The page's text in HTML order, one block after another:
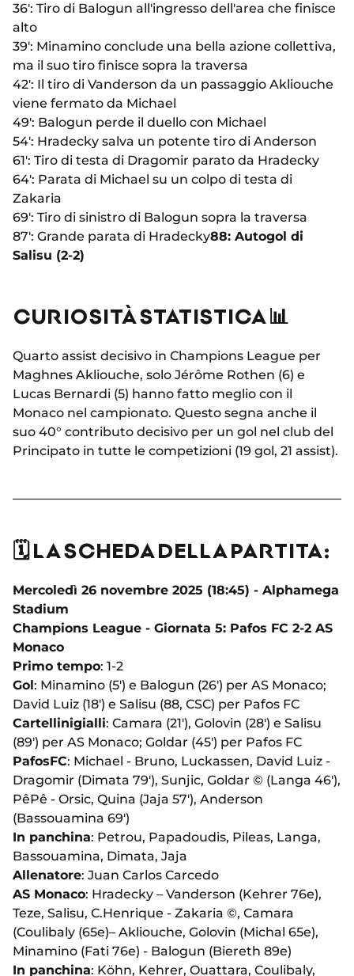
36': Tiro di Balogun all'ingresso dell'area che finisce
alto
39': Minamino conclude una bella azione collettiva,
ma il suo tiro finisce sopra la traversa
42': Il tiro di Vanderson da un passaggio Akliouche
viene fermato da Michael
49': Balogun perde il duello con Michael
54': Hradecky salva un potente tiro di Anderson
61': Tiro di testa di Dragomir parato da Hradecky
64': Parata di Michael su un colpo di testa di
Zakaria
69': Tiro di sinistro di Balogun sopra la traversa
87': Grande parata di Hradecky88: Autogol di
Salisu (2-2)
CURIOSITÀ STATISTICA 📊
Quarto assist decisivo in Champions League per
Maghnes Akliouche, solo Jérôme Rothen (6) e
Lucas Bernardi (5) hanno fatto meglio con il
Monaco nel campionato. Questo segna anche il
suo 40° contributo decisivo per un gol nel club del
Principato in tutte le competizioni (19 gol, 21 assist).
🗓️ LA SCHEDA DELLA PARTITA:
Mercoledì 26 novembre 2025 (18:45) - Alphamega
Stadium
Champions League - Giornata 5: Pafos FC 2-2 AS
Monaco
Primo tempo: 1-2
Gol: Minamino (5') e Balogun (26') per AS Monaco;
David Luiz (18') e Salisu (88, CSC) per Pafos FC
Cartellinigialli: Camara (21'), Golovin (28') e Salisu
(89') per AS Monaco; Goldar (45') per Pafos FC
PafosFC: Michael - Bruno, Luckassen, David Luiz -
Dragomir (Dimata 79'), Sunjic, Goldar © (Langa 46'),
PêPê - Orsic, Quina (Jaja 57'), Anderson
(Bassouamina 69')
In panchina: Petrou, Papadoudis, Pileas, Langa,
Bassouamina, Dimata, Jaja
Allenatore: Juan Carlos Carcedo
AS Monaco: Hradecky – Vanderson (Kehrer 76e),
Teze, Salisu, C.Henrique - Zakaria ©, Camara
(Coulibaly (65e)– Akliouche, Golovin (Michal 65e),
Minamino (Fati 76e) - Balogun (Biereth 89e)
In panchina: Köhn, Kehrer, Ouattara, Coulibaly,